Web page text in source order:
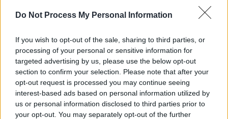
Do Not Process My Personal Information
If you wish to opt-out of the sale, sharing to third parties, or
processing of your personal or sensitive information for
targeted advertising by us, please use the below opt-out
section to confirm your selection. Please note that after your
opt-out request is processed you may continue seeing
interest-based ads based on personal information utilized by
us or personal information disclosed to third parties prior to
your opt-out. You may separately opt-out of the further
Hogy a nap jól folytatódjon, egy üzenetet is hagyhatunk a hűtőn, az
asztalon, vagy a táskába csempészve. Nem kell nyálasan rárajzolni a
SZERETLEK vagy I LOVE YOU feliratot, ha nem vagyunk "olyan"
típusúak, de a napi bevásárlólistát, a teendők sorát, az el nem felejtendő,
sürgős elintézendőt talán nem nagy kaland így közölni. Sokkal szívesebben
tesz mindenki szívességet, ha azt szépen kérik. Ez egy igazán szép kérés,
sőt emlék is lehet. Még piros papír sem kell hozzá, elég, ha a cetlit szív
alakúra vágjuk.